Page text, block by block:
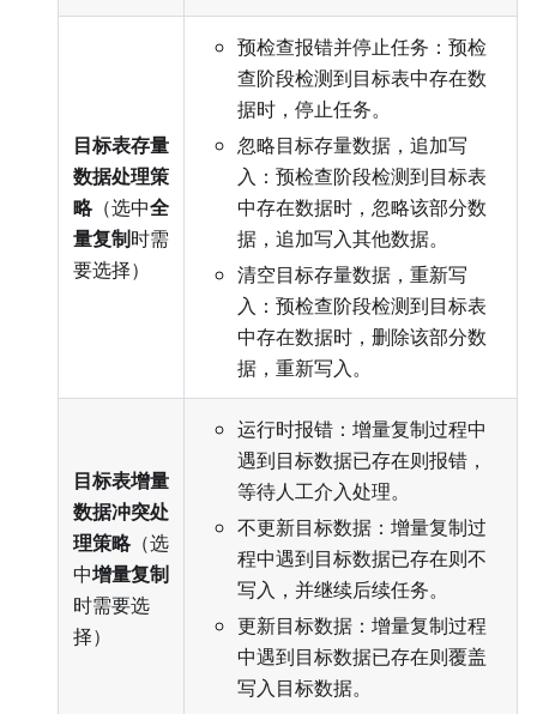
目标表存量
数据处理策
略（选中全
量复制时需
要选择）
预检查报错并停止任务：预检
查阶段检测到目标表中存在数
据时，停止任务。
忽略目标存量数据，追加写
入：预检查阶段检测到目标表
中存在数据时，忽略该部分数
据，追加写入其他数据。
清空目标存量数据，重新写
入：预检查阶段检测到目标表
中存在数据时，删除该部分数
据，重新写入。
目标表增量
数据冲突处
理策略（选
中增量复制
时需要选
择）
运行时报错：增量复制过程中
遇到目标数据已存在则报错，
等待人工介入处理。
不更新目标数据：增量复制过
程中遇到目标数据已存在则不
写入，并继续后续任务。
更新目标数据：增量复制过程
中遇到目标数据已存在则覆盖
写入目标数据。